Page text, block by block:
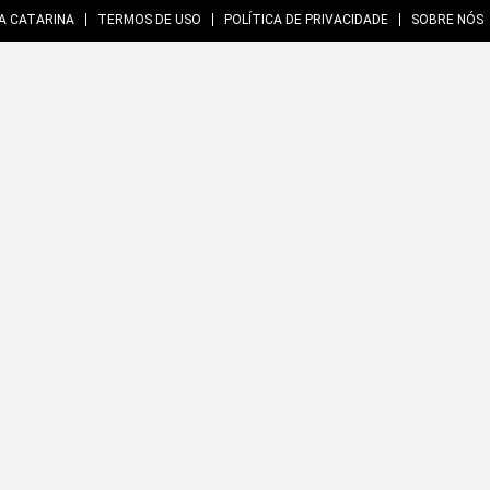
CATARINA TERMOS DE USO POLÍTICA DE PRIVACIDADE SOBRE NÓS